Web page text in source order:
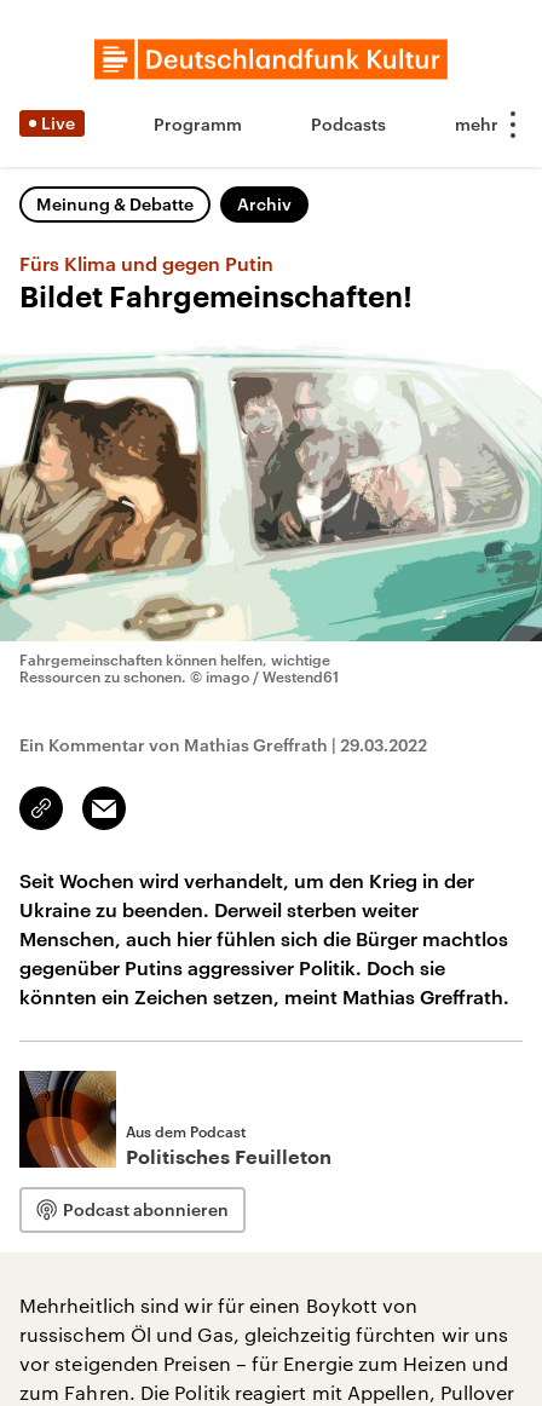
Live Programm Podcasts
Meinung & Debatte Archiv
Fürs Klima und gegen Putin
Bildet Fahrgemeinschaften!
Fahrgemeinschaften können helfen, wichtige
Ressourcen zu schonen. © imago / Westend61
Ein Kommentar von Mathias Greffrath | 29.03.2022
Link
kopieren/teilen
Email
Seit Wochen wird verhandelt, um den Krieg in der
Ukraine zu beenden. Derweil sterben weiter
Menschen, auch hier fühlen sich die Bürger machtlos
gegenüber Putins aggressiver Politik. Doch sie
könnten ein Zeichen setzen, meint Mathias Greffrath.
Aus dem Podcast
Politisches Feuilleton
Podcast abonnieren
Mehrheitlich sind wir für einen Boykott von
russischem Öl und Gas, gleichzeitig fürchten wir uns
vor steigenden Preisen – für Energie zum Heizen und
zum Fahren. Die Politik reagiert mit Appellen, Pullover